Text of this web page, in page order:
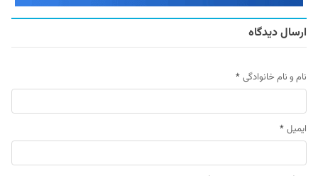
ارسال دیدگاه
نام و نام خانوادگی *
ایمیل *